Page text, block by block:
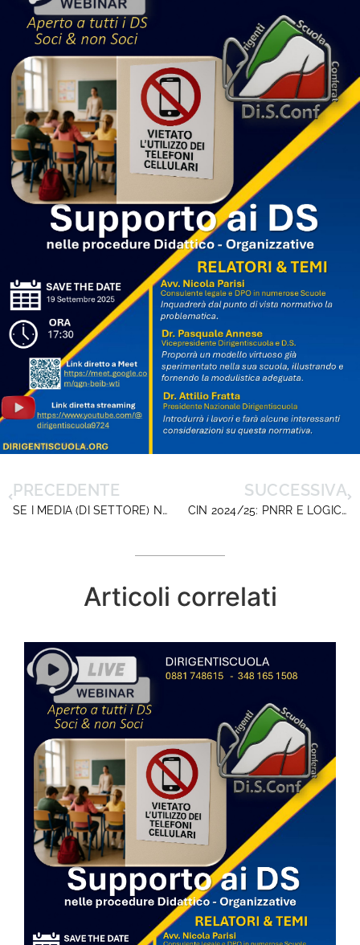
PRECEDENTE
SE I MEDIA (DI SETTORE) NON GARANTISCONO IL PLURALISMO
SUCCESSIVA
CIN 2024/25: PNRR E LOGICHE DI SPESA. IL MERITO DEI DIRIGENTI SCOLASTICI PIEGATO ALLE CONVENIENZE
Articoli correlati